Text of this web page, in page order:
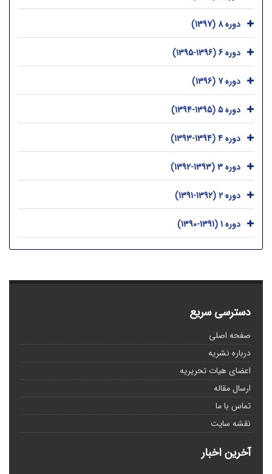
دوره 8 (1397)
دوره 6 (1396-1395)
دوره 7 (1396)
دوره 5 (1395-1394)
دوره 4 (1394-1393)
دوره 3 (1393-1392)
دوره 2 (1392-1391)
دوره 1 (1391-1390)
دسترسی سریع
صفحه اصلی
درباره نشریه
اعضای هیات تحریریه
ارسال مقاله
تماس با ما
نقشه سایت
آخرین اخبار